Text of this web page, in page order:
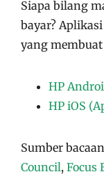
Siapa bilang
bayar? Aplikasi
yang
HP
HP iOS
Sumber
Council, Focus